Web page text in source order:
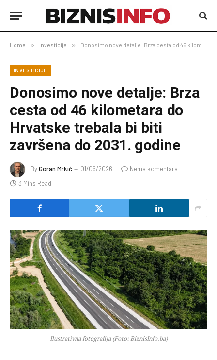
Home » Investicije » Donosimo nove detalje: Brza cesta od 46 kilometara do Hrvatske trebala bi biti završena do 2031. godine
INVESTICIJE
Donosimo nove detalje: Brza
cesta od 46 kilometara do
Hrvatske trebala bi biti
završena do 2031. godine
ByGoran Mrkić 01/06/2026
Nema komentara
3 Mins Read
Ilustrativna fotografija (Foto: BiznisInfo.ba)